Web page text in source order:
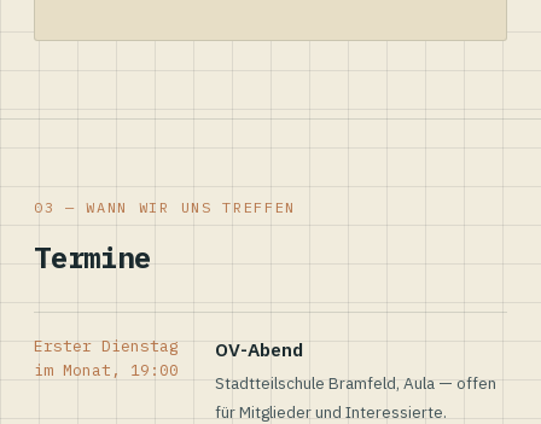
03 — WANN WIR UNS TREFFEN
Termine
Erster Dienstag
im Monat, 19:00
OV-Abend
Stadtteilschule Bramfeld, Aula — offen
für Mitglieder und Interessierte.